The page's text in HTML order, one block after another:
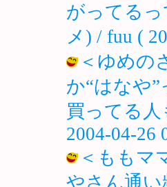
がってる
メ) / fuu (
＜ゆめの
か“はなや
買ってる
2004-04-26
＜ももマ
やさん通い